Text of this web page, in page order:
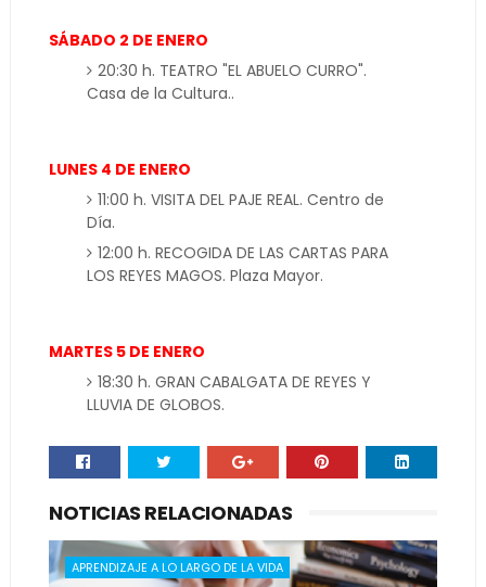
SÁBADO 2 DE ENERO
20:30 h. TEATRO "EL ABUELO CURRO".
Casa de la Cultura..
LUNES 4 DE ENERO
11:00 h. VISITA DEL PAJE REAL. Centro de
Día.
12:00 h. RECOGIDA DE LAS CARTAS PARA
LOS REYES MAGOS. Plaza Mayor.
MARTES 5 DE ENERO
18:30 h. GRAN CABALGATA DE REYES Y
LLUVIA DE GLOBOS.
NOTICIAS RELACIONADAS
APRENDIZAJE A LO LARGO DE LA VIDA